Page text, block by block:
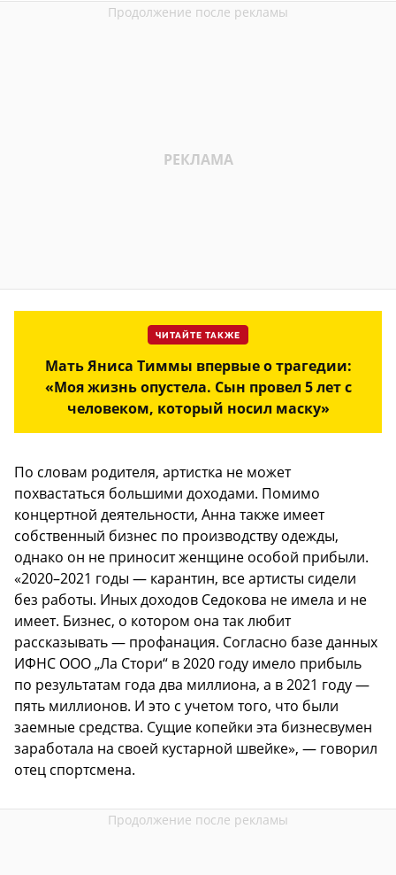
ЧИТАЙТЕ ТАКЖЕ
Мать Яниса Тиммы впервые о трагедии:
«Моя жизнь опустела. Сын провел 5 лет с
человеком, который носил маску»
По словам родителя, артистка не может
похвастаться большими доходами. Помимо
концертной деятельности, Анна также имеет
собственный бизнес по производству одежды,
однако он не приносит женщине особой прибыли.
«2020–2021 годы — карантин, все артисты сидели
без работы. Иных доходов Седокова не имела и не
имеет. Бизнес, о котором она так любит
рассказывать — профанация. Согласно базе данных
ИФНС ООО „Ла Стори“ в 2020 году имело прибыль
по результатам года два миллиона, а в 2021 году —
пять миллионов. И это с учетом того, что были
заемные средства. Сущие копейки эта бизнесвумен
заработала на своей кустарной швейке», — говорил
отец спортсмена.